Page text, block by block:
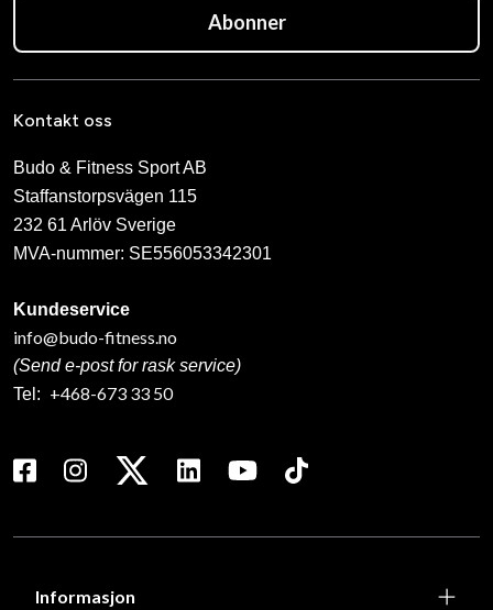
Abonner
Kontakt oss
Budo & Fitness Sport AB
Staffanstorpsvägen 115
232 61 Arlöv Sverige
MVA-nummer: SE556053342301
Kundeservice
info@budo-fitness.no
(Send e-post for rask service)
Tel: +468-673 33 50
Informasjon